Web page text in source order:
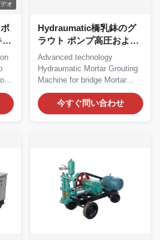
デオ
サ
Hydraumatic橋乳鉢のグ
ラウト ポンプ高圧および
流れ
Advanced technology
Hydraumatic Mortar Grouting
Machine for bridge Mortar
Grouting Machine...
今すぐ問い合わせ